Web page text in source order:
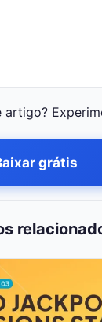
artigo?
grátis